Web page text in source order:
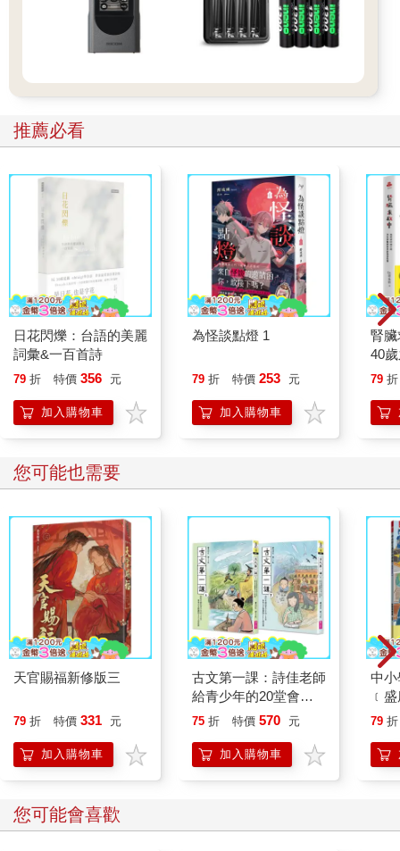
推薦必看
日花閃爍：台語的美麗
詞彙&一百首詩
79 折 特價 356 元
加入購物車
為怪談點燈 1
79 折 特價 253 元
加入購物車
腎
40
就
79 折
您可能也需要
天官賜福新修版三
79 折 特價 331 元
加入購物車
古文第一課：詩佳老師
給青少年的20堂會考
古文閱讀與SEL成長課
75 折 特價 570 元
加入購物車
中
﹝
訓班
79 折
您可能會喜歡